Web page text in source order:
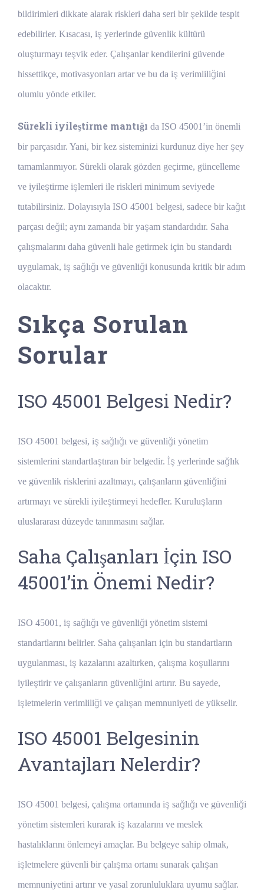
bildirimleri dikkate alarak riskleri daha seri bir şekilde tespit
edebilirler. Kısacası, iş yerlerinde güvenlik kültürü
oluşturmayı teşvik eder. Çalışanlar kendilerini güvende
hissettikçe, motivasyonları artar ve bu da iş verimliliğini
olumlu yönde etkiler.
Sürekli iyileştirme mantığı da ISO 45001’in önemli
bir parçasıdır. Yani, bir kez sisteminizi kurdunuz diye her şey
tamamlanmıyor. Sürekli olarak gözden geçirme, güncelleme
ve iyileştirme işlemleri ile riskleri minimum seviyede
tutabilirsiniz. Dolayısıyla ISO 45001 belgesi, sadece bir kağıt
parçası değil; aynı zamanda bir yaşam standardıdır. Saha
çalışmalarını daha güvenli hale getirmek için bu standardı
uygulamak, iş sağlığı ve güvenliği konusunda kritik bir adım
olacaktır.
Sıkça Sorulan
Sorular
ISO 45001 Belgesi Nedir?
ISO 45001 belgesi, iş sağlığı ve güvenliği yönetim
sistemlerini standartlaştıran bir belgedir. İş yerlerinde sağlık
ve güvenlik risklerini azaltmayı, çalışanların güvenliğini
artırmayı ve sürekli iyileştirmeyi hedefler. Kuruluşların
uluslararası düzeyde tanınmasını sağlar.
Saha Çalışanları İçin ISO
45001’in Önemi Nedir?
ISO 45001, iş sağlığı ve güvenliği yönetim sistemi
standartlarını belirler. Saha çalışanları için bu standartların
uygulanması, iş kazalarını azaltırken, çalışma koşullarını
iyileştirir ve çalışanların güvenliğini artırır. Bu sayede,
işletmelerin verimliliği ve çalışan memnuniyeti de yükselir.
ISO 45001 Belgesinin
Avantajları Nelerdir?
ISO 45001 belgesi, çalışma ortamında iş sağlığı ve güvenliği
yönetim sistemleri kurarak iş kazalarını ve meslek
hastalıklarını önlemeyi amaçlar. Bu belgeye sahip olmak,
işletmelere güvenli bir çalışma ortamı sunarak çalışan
memnuniyetini artırır ve yasal zorunluluklara uyumu sağlar.